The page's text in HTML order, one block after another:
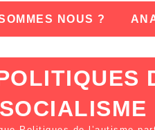
NOUS ?